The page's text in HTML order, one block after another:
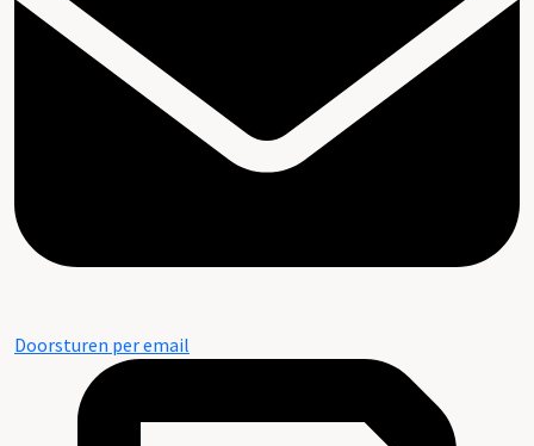
Doorsturen per email